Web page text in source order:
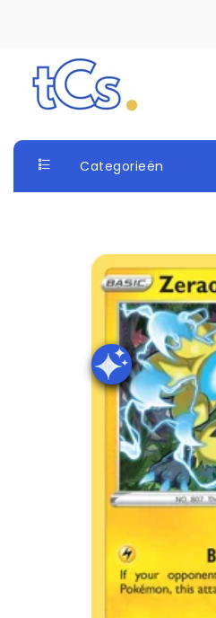
Skip to content
Categorieën